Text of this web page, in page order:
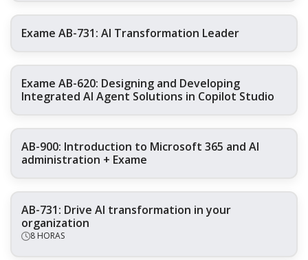
Exame AB-731: AI Transformation Leader
Exame AB-620: Designing and Developing
Integrated AI Agent Solutions in Copilot Studio
AB-900: Introduction to Microsoft 365 and AI
administration + Exame
AB-731: Drive AI transformation in your
organization
8 HORAS